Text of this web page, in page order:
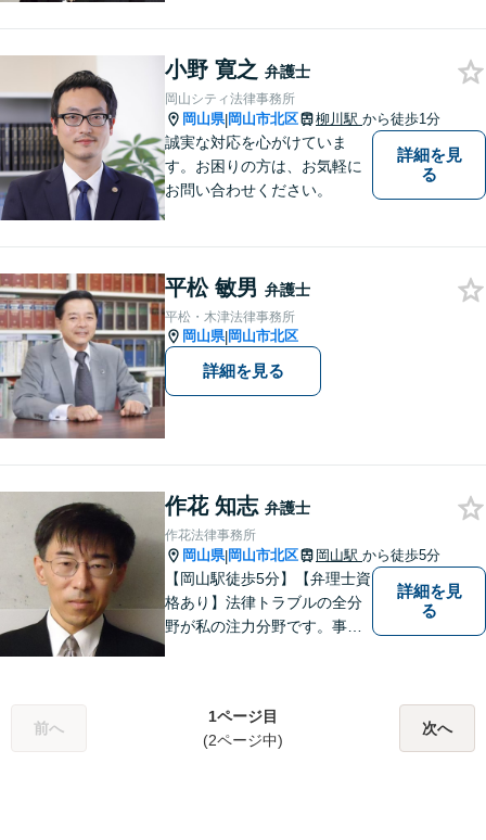
小野 寛之 弁護士
岡山シティ法律事務所
岡山県|岡山市北区 柳川駅 から徒歩1分
誠実な対応を心がけていま
す。お困りの方は、お気軽に
お問い合わせください。
詳細を見
る
平松 敏男 弁護士
平松・木津法律事務所
岡山県|岡山市北区
詳細を見る
作花 知志 弁護士
作花法律事務所
岡山県|岡山市北区 岡山駅 から徒歩5分
【岡山駅徒歩5分】【弁理士資
格あり】法律トラブルの全分
野が私の注力分野です。事務
ラス対応】【後払い対応】
【日弁連国際人権問題委員会
詳細を見
る
前へ
1ページ目
(2ページ中)
次へ